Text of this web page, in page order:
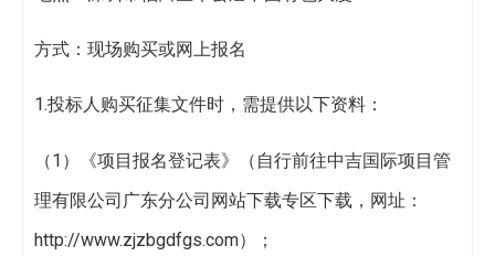
方式：现场购买或网上报名
1.投标人购买征集文件时，需提供以下资料：
（1）《项目报名登记表》（自行前往中吉国际项目管
理有限公司广东分公司网站下载专区下载，网址：
http://www.zjzbgdfgs.com）；